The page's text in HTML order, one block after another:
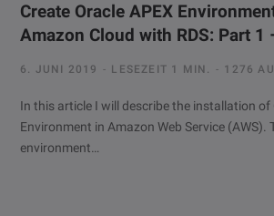
Create Oracle APEX
Amazon Cloud with RDS: Part 1
6. JUNI 2019 LESEZEIT 1 MIN. 1276
In this article I will describe the installation of
Environment in Amazon Web Service (AWS).
environment…